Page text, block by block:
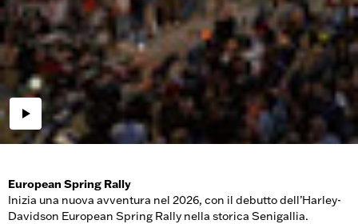
European Spring Rally
Inizia una nuova avventura nel 2026, con il debutto dell’Harley-
Davidson European Spring Rally nella storica Senigallia.